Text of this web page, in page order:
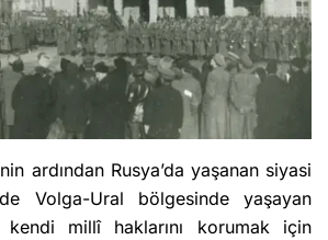
ardından Rusya’da yaşanan siyasi
Volga-Ural bölgesinde yaşayan
millî haklarını korumak için